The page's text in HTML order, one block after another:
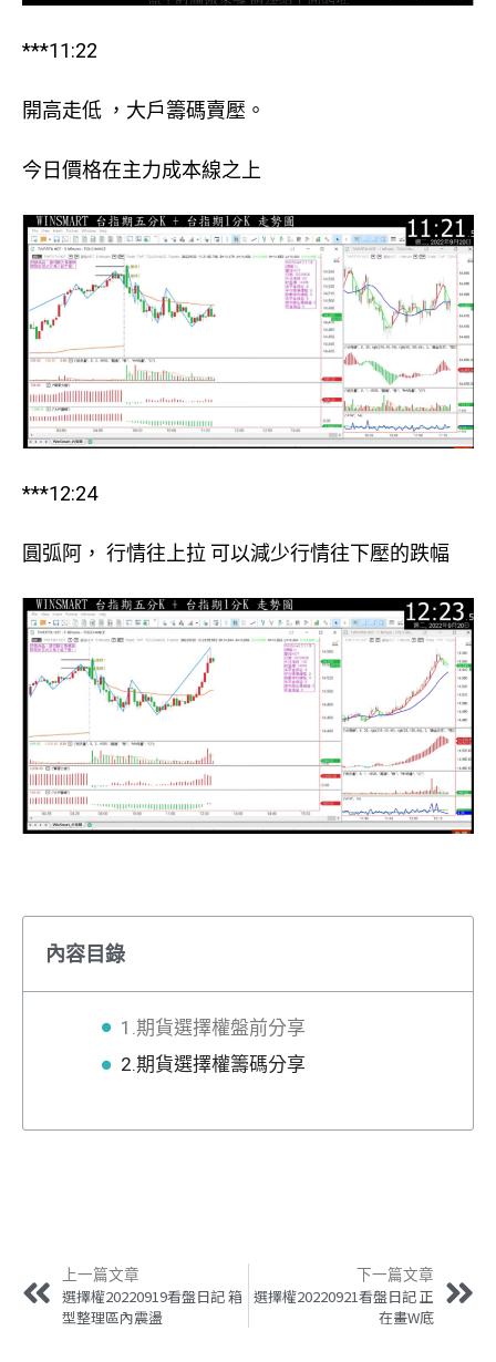
***11:22
開高走低 ，大戶籌碼賣壓。
今日價格在主力成本線之上
***12:24
圓弧阿， 行情往上拉 可以減少行情往下壓的跌幅
內容目錄
1.期貨選擇權盤前分享
2.期貨選擇權籌碼分享
上一篇文章
選擇權20220919看盤日記 箱
型整理區內震盪
下一篇文章
選擇權20220921看盤日記 正
在畫W底